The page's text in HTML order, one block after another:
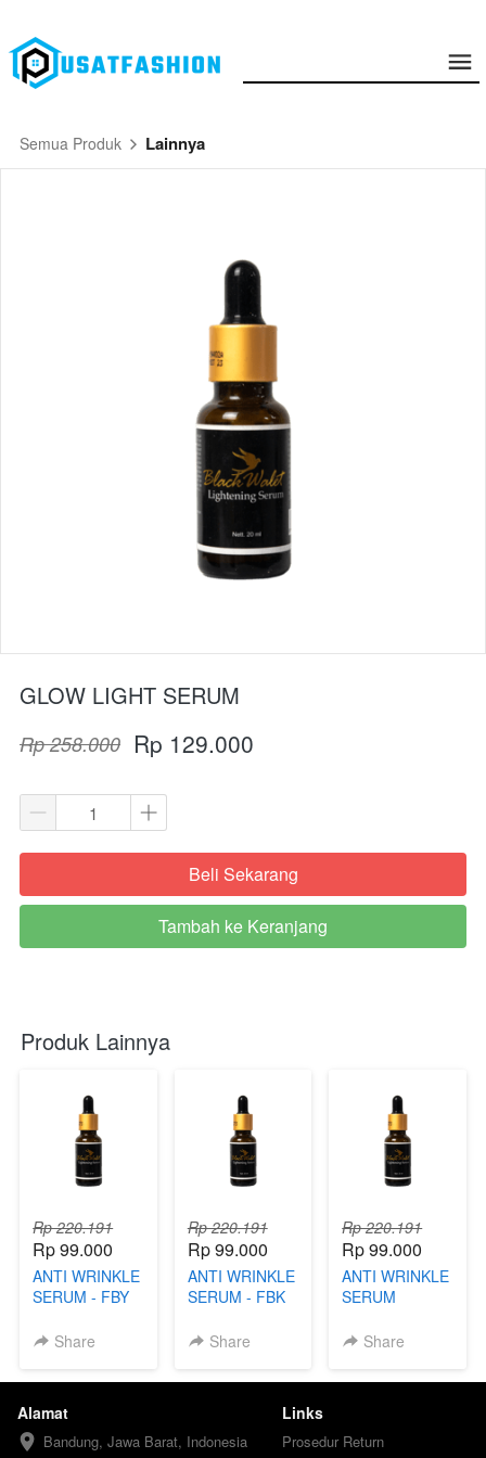
Semua Produk Lainnya
GLOW LIGHT SERUM
Rp 258.000 Rp 129.000
`Beli Sekarang
`
Tambah ke Keranjang
Produk Lainnya
Rp 220.191
Rp 99.000
ANTI WRINKLE
SERUM - FBY
Share
Rp 220.191
Rp 99.000
ANTI WRINKLE
SERUM - FBK
Share
Rp 220.191
Rp 99.000
ANTI WRINKLE
SERUM
Share
Alamat
Bandung, Jawa Barat, Indonesia
Links
Prosedur Return